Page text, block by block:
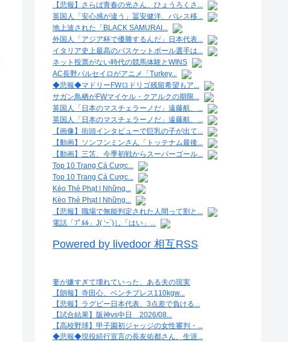
【悲報】さらば青春の光さん、ひょうろくさ...
英国人「安心感が違う」冨安健洋、パレス移...
地上波された「BLACK SAMURAI...
外国人「アジア杯で優勝するんだ」日本代表...
イタリア史上最高のバスケットボール選手は...
ネット投票がない時代の競馬体験とWINS
AC長野パルセイロがアニメ「Turkey...
◆悲報◆マドリーFWロドリゴ残留希望もア...
サガン鳥栖がFWマイケル・クアルクの期限...
英国人「日本のマスチェラーノだ」遠藤航、...
英国人「日本のマスチェラーノだ」遠藤航、...
【画像】街頭インタビューで巨乳の子が出て...
【動画】ソンフンミンさん「トッテナム最後...
【動画】三笘、今季初戦からスーパーゴール...
Top 10 Trang Cá Cược...
Top 10 Trang Cá Cược...
Kèo Thẻ Phạt | Những...
Kèo Thẻ Phạt | Những...
【悲報】職場で無能判定された人間って割と...
電話「ﾌﾟﾙﾙ」J( ‘ｰ`)し「はい」...
Powered by livedoor 相互RSS
妻が嫌すぎて壊れていった、ある夫の現実
【朗報】寺田心、ベンチプレス110kgw...
【悲報】ラグビー日本代表、3点差で負ける...
【試合結果】阪神vs中日 2026/08...
【高校野球】甲子園初ジャッジの女性審判・...
◆悲報◆現役続行宣言の長友佑都さん、生涯...